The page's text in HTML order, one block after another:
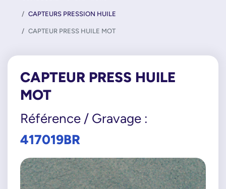
CAPTEURS PRESSION HUILE
CAPTEUR PRESS HUILE MOT
CAPTEUR PRESS HUILE
MOT
Référence / Gravage :
417019BR